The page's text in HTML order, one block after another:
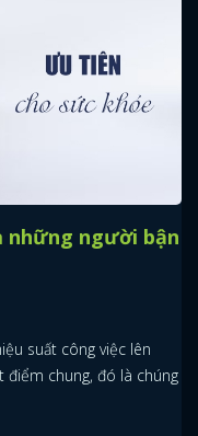
những người bận
suất công việc lên
chung, đó là chúng